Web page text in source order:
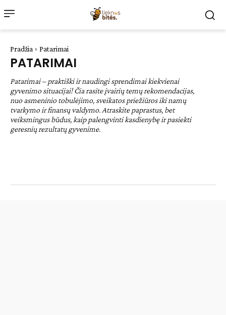
Pradžia Patarimai
PATARIMAI
Patarimai – praktiški ir naudingi sprendimai kiekvienai
gyvenimo situacijai! Čia rasite įvairių temų rekomendacijas,
nuo asmeninio tobulėjimo, sveikatos priežiūros iki namų
tvarkymo ir finansų valdymo. Atraskite paprastus, bet
veiksmingus būdus, kaip palengvinti kasdienybę ir pasiekti
geresnių rezultatų gyvenime.